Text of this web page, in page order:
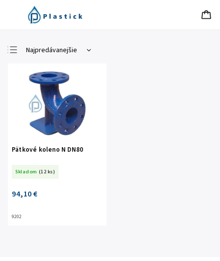
Najpredávanejšie
Najdrahšie
Abecedne
Pätkové koleno N DN80
Skladom (12 ks)
94,10 €
9202